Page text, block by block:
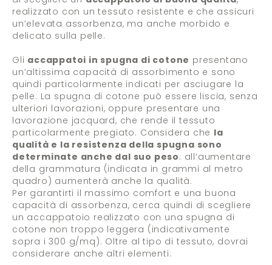
realizzato con un tessuto resistente e che assicuri
un’elevata assorbenza, ma anche morbido e
delicato sulla pelle.
Gli accappatoi in spugna di cotone presentano
un’altissima capacità di assorbimento e sono
quindi particolarmente indicati per asciugare la
pelle. La spugna di cotone può essere liscia, senza
ulteriori lavorazioni, oppure presentare una
lavorazione jacquard, che rende il tessuto
particolarmente pregiato. Considera che la
qualità e la resistenza della spugna sono
determinate anche dal suo peso: all’aumentare
della grammatura (indicata in grammi al metro
quadro) aumenterà anche la qualità.
Per garantirti il massimo comfort e una buona
capacità di assorbenza, cerca quindi di scegliere
un accappatoio realizzato con una spugna di
cotone non troppo leggera (indicativamente
sopra i 300 g/mq). Oltre al tipo di tessuto, dovrai
considerare anche altri elementi: